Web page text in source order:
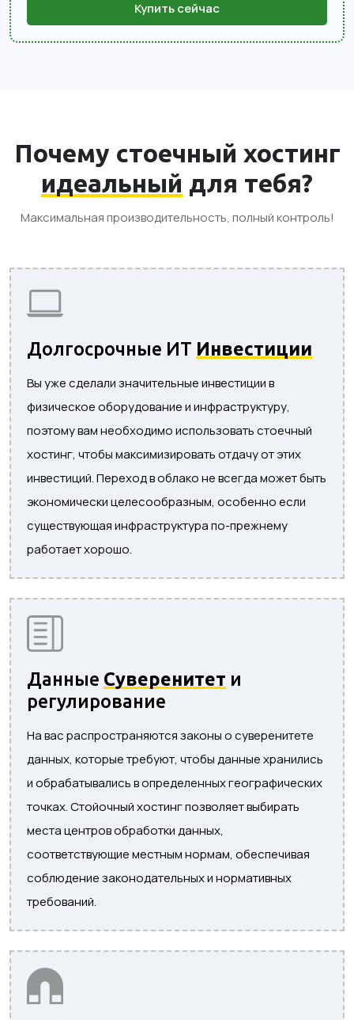
Купить сейчас
Почему стоечный хостинг
идеальный для тебя?
Максимальная производительность, полный контроль!
Долгосрочные ИТ Инвестиции
Вы уже сделали значительные инвестиции в
физическое оборудование и инфраструктуру,
поэтому вам необходимо использовать стоечный
хостинг, чтобы максимизировать отдачу от этих
инвестиций. Переход в облако не всегда может быть
экономически целесообразным, особенно если
существующая инфраструктура по-прежнему
работает хорошо.
Данные Суверенитет и
регулирование
На вас распространяются законы о суверенитете
данных, которые требуют, чтобы данные хранились
и обрабатывались в определенных географических
точках. Стойочный хостинг позволяет выбирать
места центров обработки данных,
соответствующие местным нормам, обеспечивая
соблюдение законодательных и нормативных
требований.